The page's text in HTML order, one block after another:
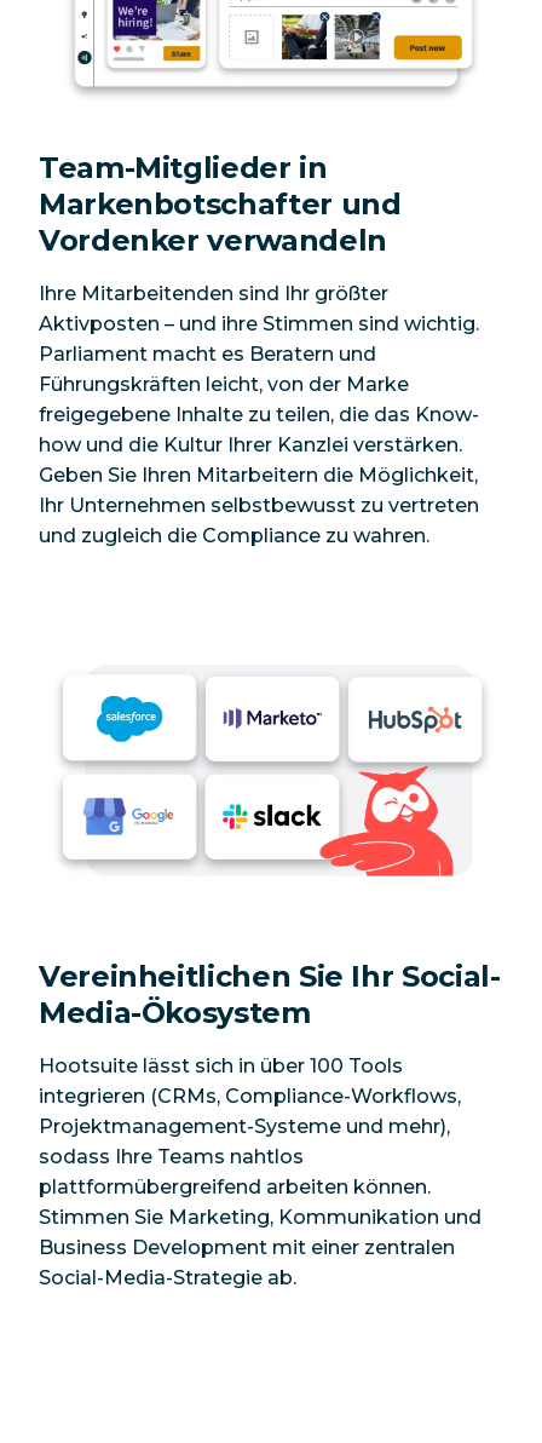
Team-Mitglieder in
Markenbotschafter und
Vordenker verwandeln
Ihre Mitarbeitenden sind Ihr größter
Aktivposten – und ihre Stimmen sind wichtig.
Parliament macht es Beratern und
Führungskräften leicht, von der Marke
freigegebene Inhalte zu teilen, die das Know-
how und die Kultur Ihrer Kanzlei verstärken.
Geben Sie Ihren Mitarbeitern die Möglichkeit,
Ihr Unternehmen selbstbewusst zu vertreten
und zugleich die Compliance zu wahren.
Vereinheitlichen Sie Ihr Social-
Media-Ökosystem
Hootsuite lässt sich in über 100 Tools
integrieren (CRMs, Compliance-Workflows,
Projektmanagement-Systeme und mehr),
sodass Ihre Teams nahtlos
plattformübergreifend arbeiten können.
Stimmen Sie Marketing, Kommunikation und
Business Development mit einer zentralen
Social-Media-Strategie ab.